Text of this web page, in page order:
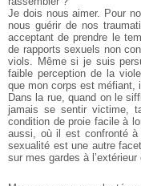
Je dois nous aimer. Pour
nous guérir de nos
acceptant de prendre le
de rapports sexuels non
viols. Même si je suis
faible perception de la
que mon corps est méfiant,
Dans la rue, quand on le
jamais se sentir victime,
condition de proie facile à
aussi, où il est confronté
sexualité est une autre
sur mes gardes à l’extérieur